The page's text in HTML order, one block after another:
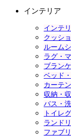
インテリア
インテ
クッシ
ルーム
ラグ・
ブラン
ベッド
カーテン
収納・
バス・
トイレ
ランド
ファブ